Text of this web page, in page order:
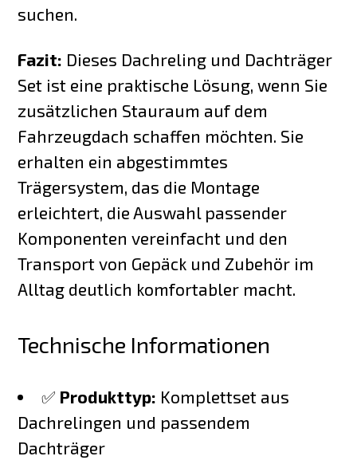
suchen.
Fazit: Dieses Dachreling und Dachträger
Set ist eine praktische Lösung, wenn Sie
zusätzlichen Stauraum auf dem
Fahrzeugdach schaffen möchten. Sie
erhalten ein abgestimmtes
Trägersystem, das die Montage
erleichtert, die Auswahl passender
Komponenten vereinfacht und den
Transport von Gepäck und Zubehör im
Alltag deutlich komfortabler macht.
Technische Informationen
✅ Produkttyp: Komplettset aus
Dachrelingen und passendem
Dachträger